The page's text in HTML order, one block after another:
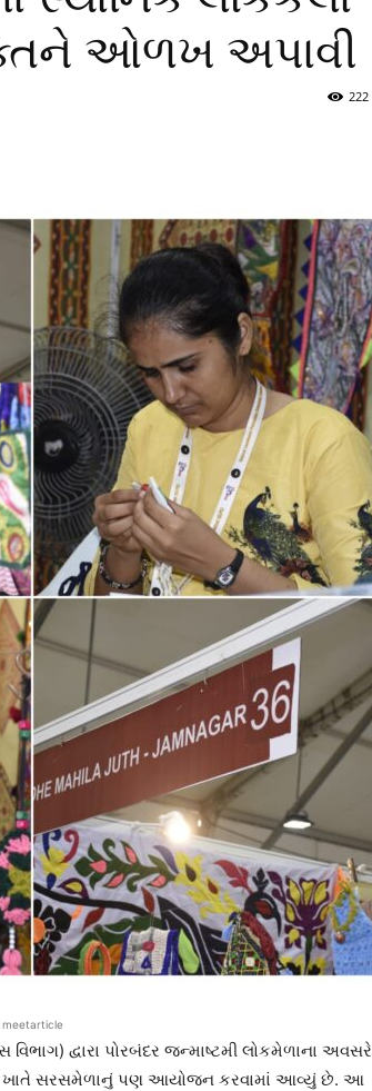
ઓળખ અપાવી
222
meetarticle
દ્વારા પોરબંદર જન્માષ્ટમી લોકમેળાના અવસરે
ખાતે સરસમેળાનું પણ આયોજન કરવામાં આવ્યું છે. આ